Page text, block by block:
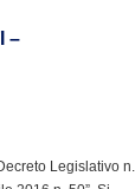
–
Legislativo n.